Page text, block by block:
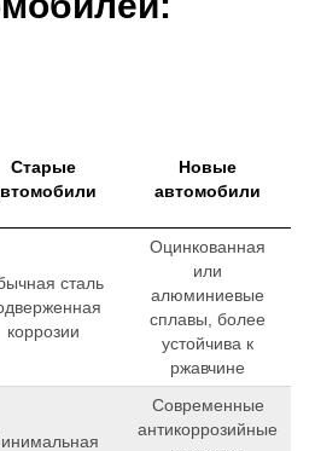
Старые
Новые
автомобили
сталь
коррозии
Оцинкованная
или
алюминиевые
сплавы, более
устойчива к
ржавчине
Современные
антикоррозийные